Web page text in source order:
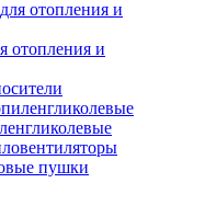
отопления и
пушки